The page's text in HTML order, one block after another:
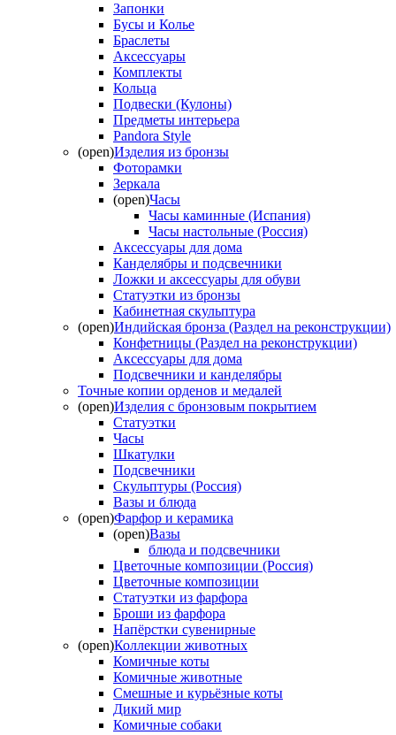
Запонки
Бусы и Колье
Браслеты
Аксессуары
Комплекты
Кольца
Подвески (Кулоны)
Предметы интерьера
Pandora Style
(open)Изделия из бронзы
Фоторамки
Зеркала
(open)Часы
Часы каминные (Испания)
Часы настольные (Россия)
Аксессуары для дома
Канделябры и подсвечники
Ложки и аксессуары для обуви
Статуэтки из бронзы
Кабинетная скульптура
(open)Индийская бронза (Раздел на реконструкции)
Конфетницы (Раздел на реконструкции)
Аксессуары для дома
Подсвечники и канделябры
Точные копии орденов и медалей
(open)Изделия с бронзовым покрытием
Статуэтки
Часы
Шкатулки
Подсвечники
Скульптуры (Россия)
Вазы и блюда
(open)Фарфор и керамика
(open)Вазы
блюда и подсвечники
Цветочные композиции (Россия)
Цветочные композиции
Статуэтки из фарфора
Броши из фарфора
Напёрстки сувенирные
(open)Коллекции животных
Комичные коты
Комичные животные
Смешные и курьёзные коты
Дикий мир
Комичные собаки